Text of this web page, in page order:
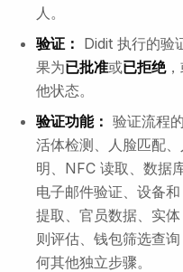
人。
验证： Didit 执行的验
果为已批准或已拒绝
他状态。
验证功能： 验证流程
活体检测、人脸匹配
明、NFC 读取、数据
电子邮件验证、设备
提取、官员数据、实
则评估、钱包筛选查
何其他独立步骤。